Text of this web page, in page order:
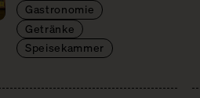
Gastronomie
Getränke
Speisekammer